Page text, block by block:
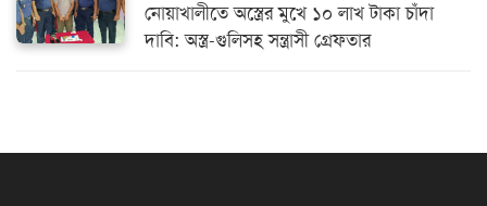
নোয়াখালীতে অস্ত্রের মুখে ১০ লাখ টাকা চাঁদা
দাবি: অস্ত্র-গুলিসহ সন্ত্রাসী গ্রেফতার